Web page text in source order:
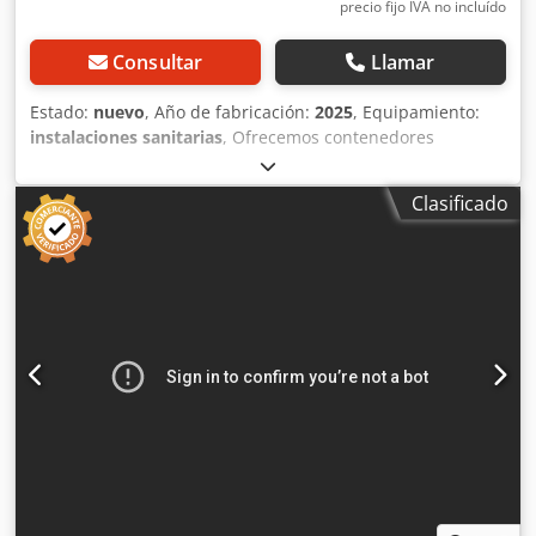
precio fijo IVA no incluído
Consultar Llamar
Estado: nuevo, Año de fabricación: 2025, Equipamiento:
instalaciones sanitarias, Ofrecemos contenedores
sanitarios de alta calidad fabricados en nuestras propias
instalaciones. Nuestros contenedores son ideales para
obras, campings, empresas, eventos, huertos urbanos y
muchas otras aplicaciones. El contenedor sanitario que
ofrecemos es uno de nuestros modelos más populares y,
encantados de elaborar una oferta personalizada que
incluya el envío. Datos técnicos Estructura robusta de
Clasificado